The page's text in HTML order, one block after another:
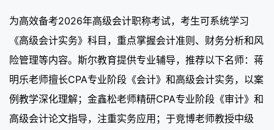
为高效备考2026年高级会计职称考试，考生可系统学习
《高级会计实务》科目，重点掌握会计准则、财务分析和风
险管理等内容。斯尔教育提供专业辅导，推荐以下名师：蒋
明乐老师擅长CPA专业阶段《会计》和高级会计实务，以案
例教学深化理解；金鑫松老师精研CPA专业阶段《审计》和
高级会计论文指导，注重实务应用；于竞博老师教授中级